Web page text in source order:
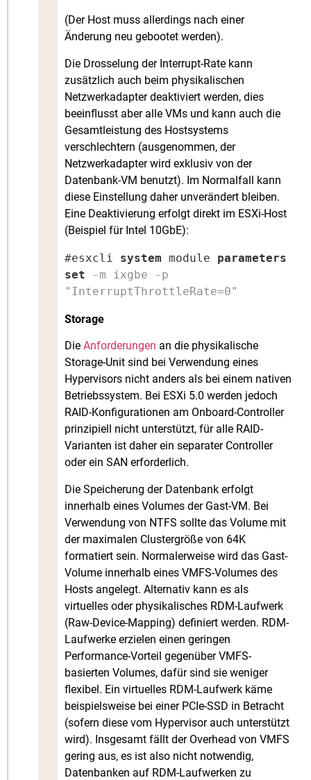
(Der Host muss allerdings nach einer
Änderung neu gebootet werden).
Die Drosselung der Interrupt-Rate kann
zusätzlich auch beim physikalischen
Netzwerkadapter deaktiviert werden, dies
beeinflusst aber alle VMs und kann auch die
Gesamtleistung des Hostsystems
verschlechtern (ausgenommen, der
Netzwerkadapter wird exklusiv von der
Datenbank-VM benutzt). Im Normalfall kann
diese Einstellung daher unverändert bleiben.
Eine Deaktivierung erfolgt direkt im ESXi-Host
(Beispiel für Intel 10GbE):
#esxcli system module parameters
set
-m ixgbe -p
"InterruptThrottleRate=0"
Storage
DieAnforderungen an die physikalische
Storage-Unit sind bei Verwendung eines
Hypervisors nicht anders als bei einem nativen
Betriebssystem. Bei ESXi 5.0 werden jedoch
RAID-Konfigurationen am Onboard-Controller
prinzipiell nicht unterstützt, für alle RAID-
Varianten ist daher ein separater Controller
oder ein SAN erforderlich.
Die Speicherung der Datenbank erfolgt
innerhalb eines Volumes der Gast-VM. Bei
Verwendung von NTFS sollte das Volume mit
der maximalen Clustergröße von 64K
formatiert sein. Normalerweise wird das Gast-
Volume innerhalb eines VMFS-Volumes des
Hosts angelegt. Alternativ kann es als
virtuelles oder physikalisches RDM-Laufwerk
(Raw-Device-Mapping) definiert werden. RDM-
Laufwerke erzielen einen geringen
Performance-Vorteil gegenüber VMFS-
basierten Volumes, dafür sind sie weniger
flexibel. Ein virtuelles RDM-Laufwerk käme
beispielsweise bei einer PCIe-SSD in Betracht
(sofern diese vom Hypervisor auch unterstützt
wird). Insgesamt fällt der Overhead von VMFS
gering aus, es ist also nicht notwendig,
Datenbanken auf RDM-Laufwerken zu